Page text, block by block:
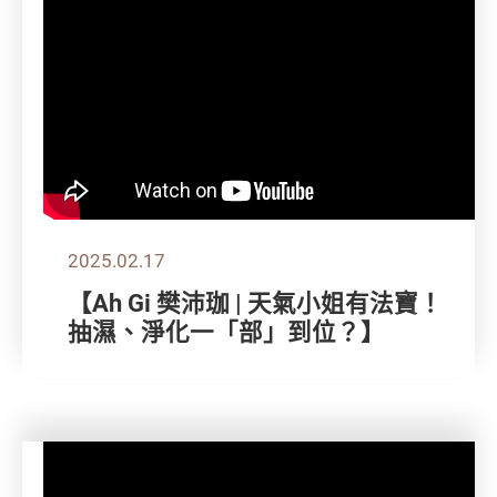
2025.02.17
【Ah Gi 樊沛珈 | 天氣小姐有法寶！
抽濕、淨化一「部」到位？】